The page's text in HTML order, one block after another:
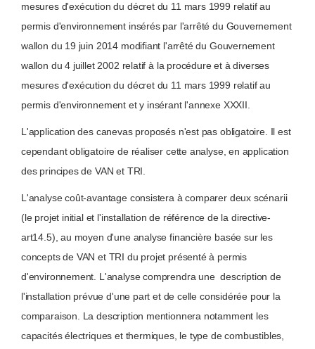
mesures d'exécution du décret du 11 mars 1999 relatif au
permis d'environnement insérés par l'arrêté du Gouvernement
wallon du 19 juin 2014 modifiant l'arrêté du Gouvernement
wallon du 4 juillet 2002 relatif à la procédure et à diverses
mesures d'exécution du décret du 11 mars 1999 relatif au
permis d'environnement et y insérant l'annexe XXXII.
L'application des canevas proposés n'est pas obligatoire. Il est
cependant obligatoire de réaliser cette analyse, en application
des principes de VAN et TRI.
L'analyse coût-avantage consistera à comparer deux scénarii
(le projet initial et l'installation de référence de la directive-
art14.5), au moyen d'une analyse financière basée sur les
concepts de VAN et TRI du projet présenté à permis
d'environnement. L'analyse comprendra une description de
l'installation prévue d'une part et de celle considérée pour la
comparaison. La description mentionnera notamment les
capacités électriques et thermiques, le type de combustibles,